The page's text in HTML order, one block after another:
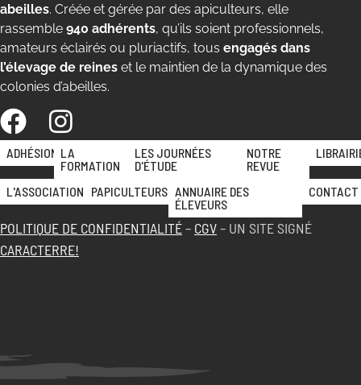
abeilles. Créée et gérée par des apiculteurs, elle
rassemble 940 adhérents, qu’ils soient professionnels,
amateurs éclairés ou pluriactifs, tous engagés dans
l’élevage de reines et le maintien de la dynamique des
colonies d’abeilles.
ADHÉSION LA
FORMATION
LES JOURNÉES
D'ÉTUDE
NOTRE
REVUE
L'ASSOCIATION PAPICULTEURS ANNUAIRE DES
ÉLEVEURS
CONTACT
POLITIQUE DE CONFIDENTIALITÉ– CGV– UN SITE SIGNÉ
CARACTERRE!